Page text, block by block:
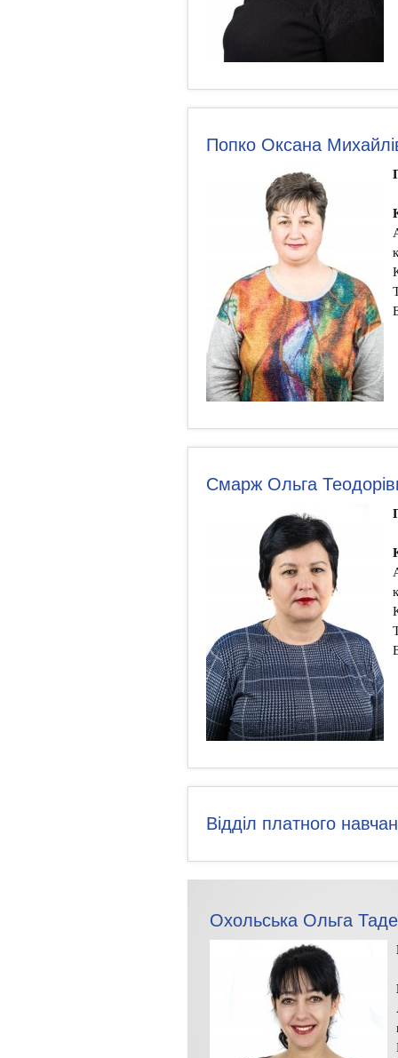
Попко Оксана
Смарж Ольга
Відділ платного
Охольська Ольга